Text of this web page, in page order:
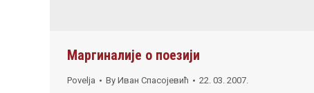
Маргиналије о поезији
Povelja By Иван Спасојевић 22. 03. 2007.